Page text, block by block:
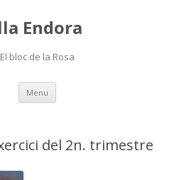
Endora
El bloc de la Rosa
Menu Skip
content
del 2n. trimestre